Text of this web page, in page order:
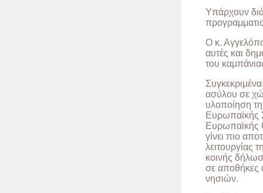
Υπάρχουν
Ο κ.
αυτές και
του
ασύλου σε
υλοποίηση
Ευρωπαϊκής
Ευρωπαϊκής
γίνει πιο
λειτουργίας
κοινής
σε
νησιών.